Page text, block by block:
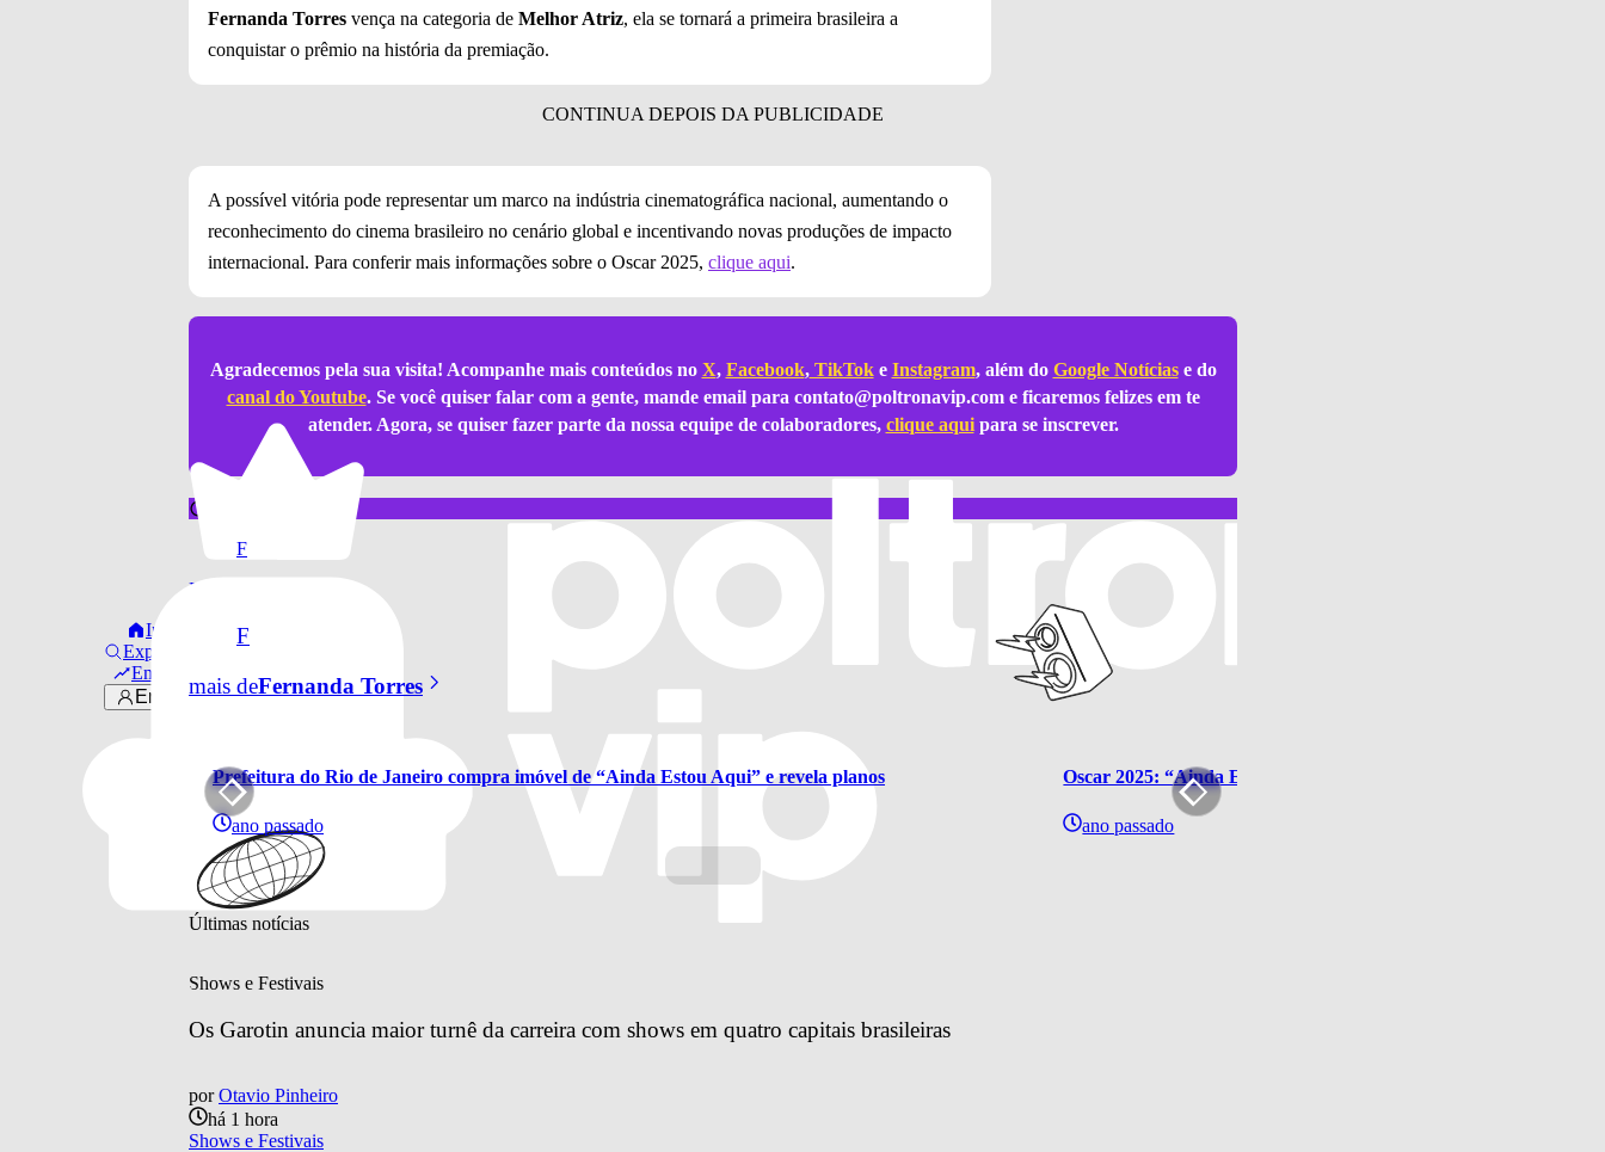
Início
Explorar
Em alta
Entrar
Fernanda Torres vença na categoria de Melhor Atriz, ela se tornará a primeira brasileira a
conquistar o prêmio na história da premiação.
A possível vitória pode representar um marco na indústria cinematográfica nacional, aumentando o
reconhecimento do cinema brasileiro no cenário global e incentivando novas produções de impacto
internacional. Para conferir mais informações sobre o Oscar 2025, clique aqui.
Agradecemos pela sua visita! Acompanhe mais conteúdos no X, Facebook,TikToke Instagram, além do Google Notíciase do
canal do Youtube. Se você quiser falar com a gente, mande email para contato@poltronavip.come ficaremos felizes em te
atender. Agora, se quiser fazer parte da nossa equipe de colaboradores, clique aquipara se inscrever.
F
Fernanda Torres
F
mais deFernanda Torres
Prefeitura do Rio de Janeiro compra imóvel de “Ainda Estou Aqui” e revela planos
ano passado
Oscar 2025: “Ainda Estou Aqui” faz história em edição que
ano passado
Últimas notícias
Shows e Festivais
Os Garotin anuncia maior turnê da carreira com shows em quatro capitais brasileiras
por Otavio Pinheiro
há 1 hora
Shows e Festivais